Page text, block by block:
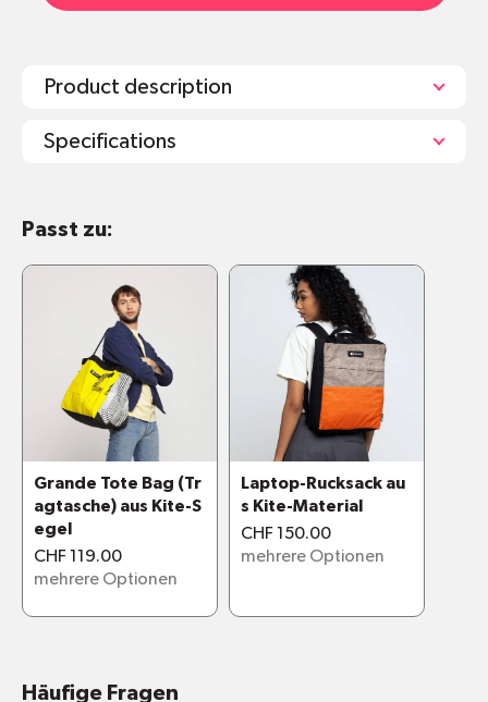
Product description
Specifications
Einzelstücke handelt, können die
Bildern abweichen.
Passt zu:
Grande Tote Bag (Tr
agtasche) aus Kite-S
egel
CHF 119.00
mehrere Optionen
Laptop-Rucksack au
s Kite-Material
CHF 150.00
mehrere Optionen
Häufige Fragen